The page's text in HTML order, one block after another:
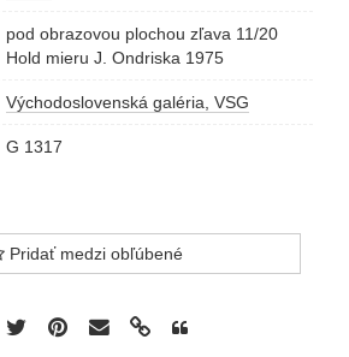
pod obrazovou plochou zľava 11/20
Hold mieru J. Ondriska 1975
Východoslovenská galéria, VSG
G 1317
Pridať medzi obľúbené